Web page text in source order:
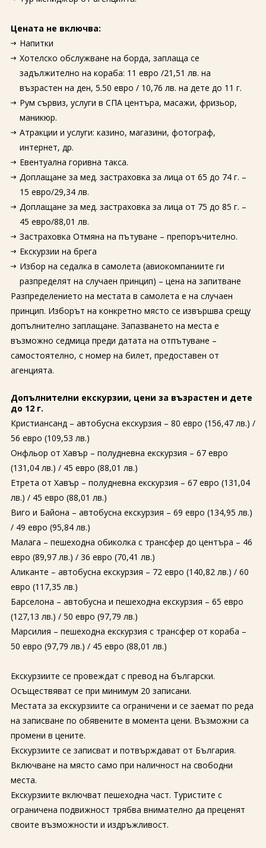
Цената не включва:
Напитки
Хотелско обслужване на борда, заплаща се
задължително на кораба: 11 евро /21,51 лв. на
възрастен на ден, 5.50 евро / 10,76 лв. на дете до 11 г.
Рум сървиз, услуги в СПА центъра, масажи, фризьор,
маникюр.
Атракции и услуги: казино, магазини, фотограф,
интернет, др.
Евентуална горивна такса.
Доплащане за мед. застраховка за лица от 65 до 74 г. –
15 евро/29,34 лв.
Доплащане за мед. застраховка за лица от 75 до 85 г. –
45 евро/88,01 лв.
Застраховка Отмяна на пътуване – препоръчително.
Екскурзии на брега
Избор на седалка в самолета (авиокомпаниите ги
разпределят на случаен принцип) – цена на запитване
Разпределението на местата в самолета е на случаен
принцип. Изборът на конкретно място се извършва срещу
допълнително заплащане. Запазването на места е
възможно седмица преди датата на отпътуване –
самостоятелно, с номер на билет, предоставен от
агенцията.
Допълнителни екскурзии, цени за възрастен и дете
до 12 г.
Кристиансанд – автобусна екскурзия – 80 евро (156,47 лв.) /
56 евро (109,53 лв.)
Онфльор от Хавър – полудневна екскурзия – 67 евро
(131,04 лв.) / 45 евро (88,01 лв.)
Етрета от Хавър – полудневна екскурзия – 67 евро (131,04
лв.) / 45 евро (88,01 лв.)
Виго и Байона – автобусна екскурзия – 69 евро (134,95 лв.)
/ 49 евро (95,84 лв.)
Малага – пешеходна обиколка с трансфер до центъра – 46
евро (89,97 лв.) / 36 евро (70,41 лв.)
Аликанте – автобусна екскурзия – 72 евро (140,82 лв.) / 60
евро (117,35 лв.)
Барселона – автобусна и пешеходна екскурзия – 65 евро
(127,13 лв.) / 50 евро (97,79 лв.)
Марсилия – пешеходна екскурзия с трансфер от кораба –
50 евро (97,79 лв.) / 45 евро (88,01 лв.)
Екскурзиите се провеждат с превод на български.
Осъществяват се при минимум 20 записани.
Местата за екскурзиите са ограничени и се заемат по реда
на записване по обявените в момента цени. Възможни са
промени в цените.
Екскурзиите се записват и потвърждават от България.
Включване на място само при наличност на свободни
места.
Екскурзиите включват пешеходна част. Туристите с
ограничена подвижност трябва внимателно да преценят
своите възможности и издръжливост.